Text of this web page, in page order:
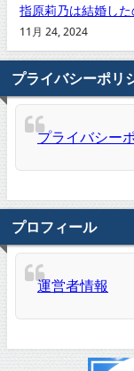
指原莉乃は結婚し
11月 24, 2024
プライバシーポリ
プライバシー
プロフィール
運営者情報